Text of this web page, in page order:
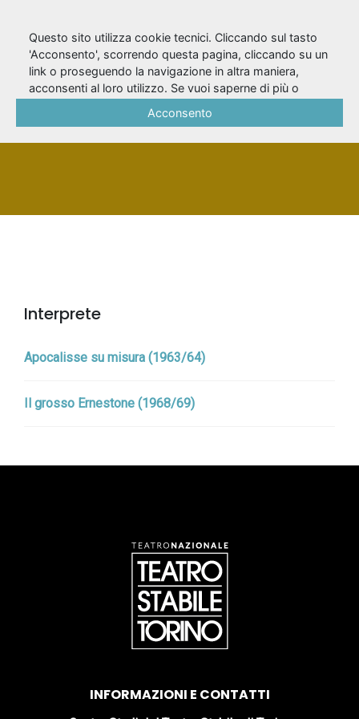
Bonasso, Anna
PERSONA
Interprete
Apocalisse su misura (1963/64)
Il grosso Ernestone (1968/69)
INFORMAZIONI E CONTATTI
Questo sito utilizza cookie tecnici. Cliccando sul tasto
'Acconsento', scorrendo questa pagina, cliccando su un
link o proseguendo la navigazione in altra maniera,
acconsenti al loro utilizzo. Se vuoi saperne di più o
Acconsento